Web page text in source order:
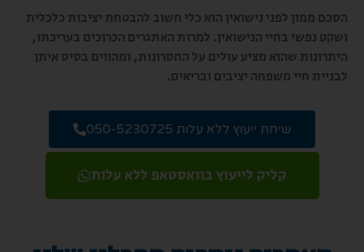
הסכם ממון לפני נישואין הוא כלי חשוב להבטחת יציבות כלכלית
ושקט נפשי בחיי הנישואין. למרות האתגרים הכרוכים בעריכתו,
היתרונות שהוא מציע עולים על החסרונות, ומהווים בסיס איתן
לבניית חיי משפחה יציבים ובריאים.
שיחת ייעוץ ללא עלות 050-5230725
קליק לייעוץ בוואסטאפ ללא עלות